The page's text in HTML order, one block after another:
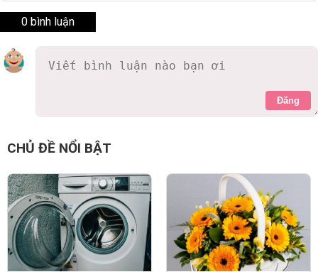
0 bình luận
Đăng
CHỦ ĐỀ NỔI BẬT